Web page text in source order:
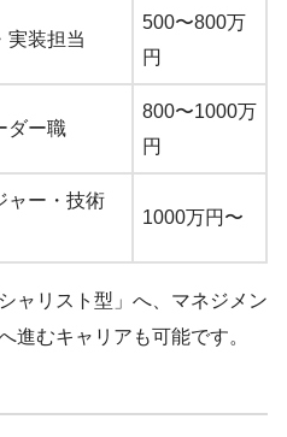
実装担当
500〜800万
円
ダー職
800〜1000万
円
ャー・技術
1000万円〜
ャリスト型」へ、マネジメン
進むキャリアも可能です。